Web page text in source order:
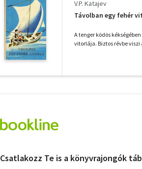
V.P. Katajev
Távolban egy fehér
A tenger ködös
vitorlája. Biztos révbe viszi
Csatlakozz Te is a könyvrajongók